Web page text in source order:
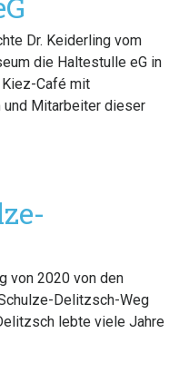
Dr. Keiderling vom
die Haltestulle eG in
Café mit
und Mitarbeiter dieser
von 2020 von den
Delitzsch-Weg
lebte viele Jahre